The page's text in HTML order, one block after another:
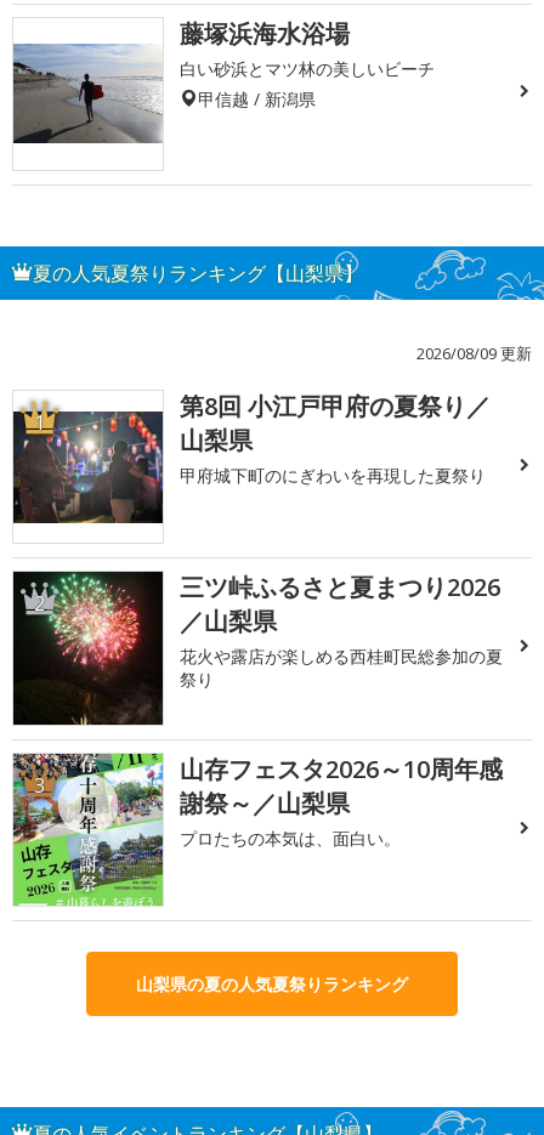
藤塚浜海水浴場
白い砂浜とマツ林の美しいビーチ
甲信越 / 新潟県
夏の人気夏祭りランキング【山梨県】
2026/08/09 更新
1
第8回 小江戸甲府の夏祭り／
山梨県
甲府城下町のにぎわいを再現した夏祭り
2
三ツ峠ふるさと夏まつり2026
／山梨県
花火や露店が楽しめる西桂町民総参加の夏
祭り
3
山存フェスタ2026～10周年感
謝祭～／山梨県
プロたちの本気は、面白い。
山梨県の夏の人気夏祭りランキング